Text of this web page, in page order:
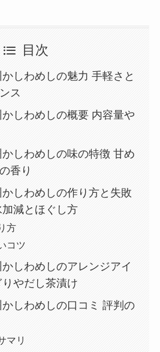
目次
しわめしの魅力 手軽さと
ス
しわめしの概要 内容量や
しわめしの味の特徴 甘め
香り
しわめしの作り方と失敗
加減とほぐし方
方
コツ
しわめしのアレンジアイ
やだし茶漬け
しわめしの口コミ 評判の
マリ